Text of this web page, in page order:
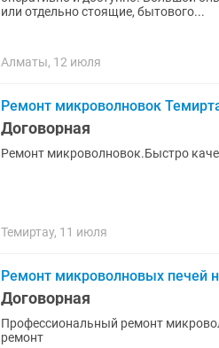
или отдельно стоящие, бытового...
Алматы, 12 июля
Ремонт микроволновок
Договорная
Ремонт микроволновок.Быстро
Темиртау, 11 июля
Ремонт микроволновых печей
Договорная
Профессиональный ремонт
ремонт